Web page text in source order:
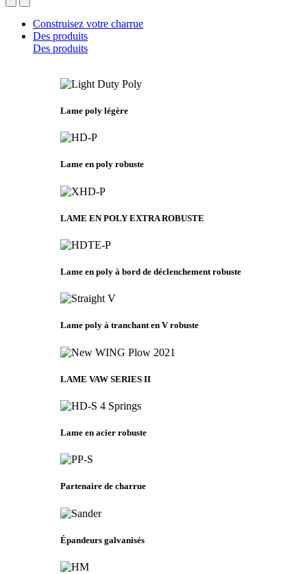
Construisez votre charrue
Des produits
Des produits
Lame poly légère
Lame en poly robuste
LAME EN POLY EXTRA ROBUSTE
Lame en poly à bord de déclenchement robuste
Lame poly à tranchant en V robuste
LAME VAW SERIES II
Lame en acier robuste
Partenaire de charrue
Épandeurs galvanisés